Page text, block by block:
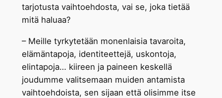
tarjotusta vaihtoehdosta, vai se, joka tietää
mitä haluaa?
– Meille tyrkytetään monenlaisia tavaroita,
elämäntapoja, identiteettejä, uskontoja,
elintapoja… kiireen ja paineen keskellä
joudumme valitsemaan muiden antamista
vaihtoehdoista, sen sijaan että olisimme itse